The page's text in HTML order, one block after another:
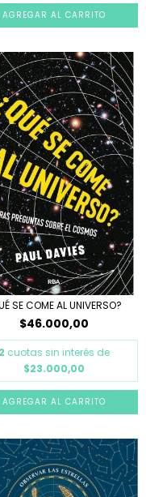
SE COME AL UNIVERSO?
$46.000,00
2 cuotas sin interés de
$23.000,00